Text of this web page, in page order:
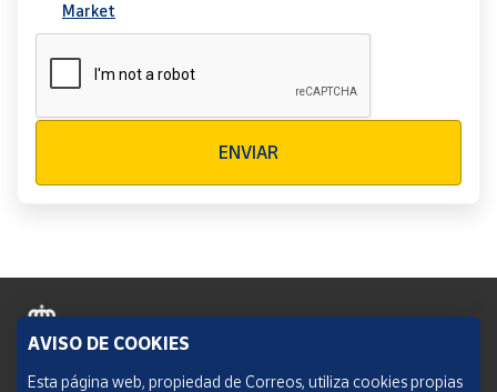
Market
ENVIAR
Política de cookies
AVISO DE COOKIES
Esta página web, propiedad de Correos, utiliza cookies propias